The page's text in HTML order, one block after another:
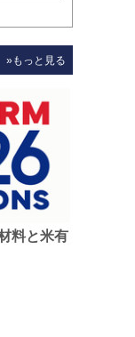
»もっと見る
料と米有